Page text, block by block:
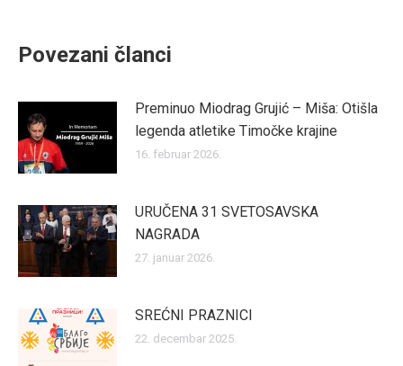
Povezani članci
Preminuo Miodrag Grujić – Miša: Otišla
legenda atletike Timočke krajine
16. februar 2026.
URUČENA 31 SVETOSAVSKA
NAGRADA
27. januar 2026.
SREĆNI PRAZNICI
22. decembar 2025.